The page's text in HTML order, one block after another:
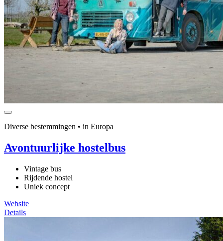
Diverse bestemmingen • in Europa
Avontuurlijke hostelbus
Vintage bus
Rijdende hostel
Uniek concept
Website
Details